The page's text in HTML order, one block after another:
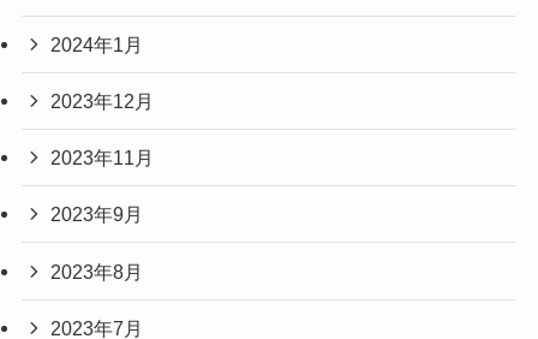
2024年1月
2023年12月
2023年11月
2023年9月
2023年8月
2023年7月